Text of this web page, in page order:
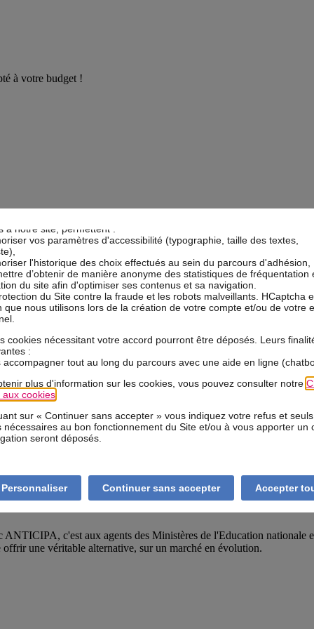
sont nécessaires au bon fonctionnement du Site et/ou pour vous
à notre site, permettent :
vos paramètres d'accessibilité (typographie, taille des textes,
l'historique des choix effectués au sein du parcours d'adhésion,
d’obtenir de manière anonyme des statistiques de fréquentation
du site afin d'optimiser ses contenus et sa navigation.
du Site contre la fraude et les robots malveillants. HCaptcha
que nous utilisons lors de la création de votre compte et/ou de votre
cookies nécessitant votre accord pourront être déposés. Leurs
:
tout au long du parcours avec une aide en ligne
plus d'information sur les cookies, vous pouvez consulter notre
aux cookies
sur « Continuer sans accepter » vous indiquez votre refus et
nécessaires au bon fonctionnement du Site et/ou à vous apporter un
seront déposés.
Personnaliser Continuer sans accepter Accepter
à votre budget !
Voir toutes nos publications
c'est aux agents des Ministères de l'Education nationale
une véritable alternative, sur un marché en évolution.